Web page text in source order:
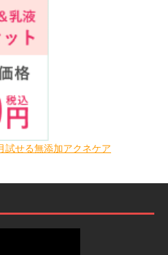
試せる無添加アクネケア